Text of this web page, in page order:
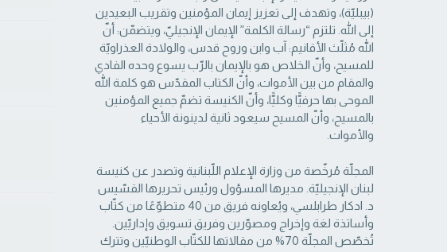
(بيبليّة)، وتهدف إلى تعزيز إيمان المؤمنين وتقريب البعيدين
إلى الله. تلتزم “رسالة ‏الكلمة” الإيمان الإنجيليّ، ويتضمّن: أنّ
الله مُثلّث الأقانيم: آب وابن وروح قدس، والولادة العذراويّة
‏للمسيح، وأنّ الخلاص هو بالإيمان بالرّب يسوع وحده الفادي
والمقام من بين الأموات، وأنّ الكتاب ‏المقدّس هو كلمة الله
الموحى بها حرفيًّا وكليًّا، وأنّ الكنيسة تضمّ جميع المؤمنين
بالمسيح، وأنّ المسيح ‏سيعود ثانية لدينونة الأحياء
والأموات. ‏
المجلّة مُرخّصة من وزارة الإعلام اللّبنانية وتصدر عن كنيسة
لبنان الإنجيليّة. مديرها المسؤول ‏ورئيس تحريرها القسّيس
د. ادكار طرابلسي، ويُعاونه فريق من 40 متطوّعًا من كتّاب
وأساتذة لغة ‏وإخراج ومصوّرين وفريق تسويق وإداريّين.
تُخصّص المجلّة 70% من مقالاتها للكتّاب الوطنيّين ‏وتترك